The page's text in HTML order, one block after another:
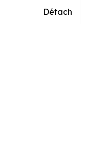
Détaché